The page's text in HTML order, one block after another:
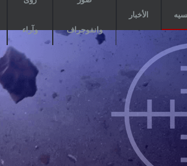
الأخبار
وانفوجراف وآراء